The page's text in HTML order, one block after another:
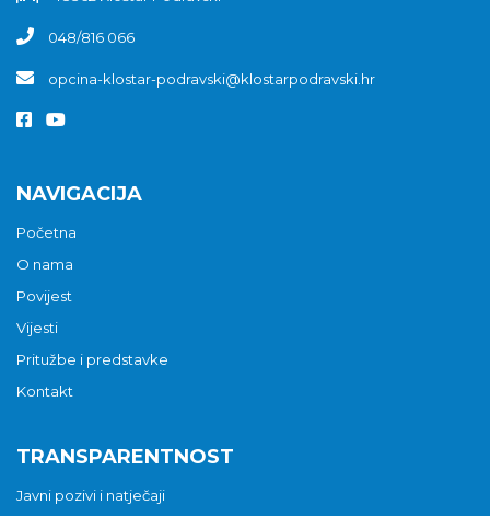
048/816 066
opcina-klostar-podravski@klostarpodravski.hr
NAVIGACIJA
Početna
O nama
Povijest
Vijesti
Pritužbe i predstavke
Kontakt
TRANSPARENTNOST
Javni pozivi i natječaji